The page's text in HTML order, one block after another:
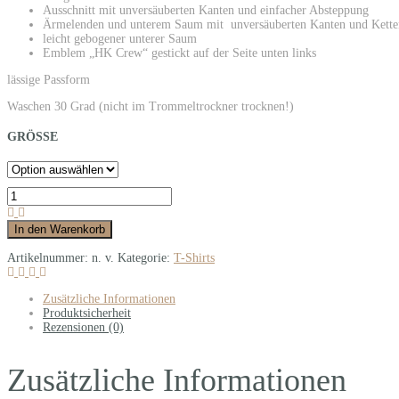
Ausschnitt mit unversäuberten Kanten und einfacher Absteppung
Ärmelenden und unterem Saum mit unversäuberten Kanten und
leicht gebogener unterer Saum
Emblem „HK Crew“ gestickt auf der Seite unten links
lässige Passform
Waschen 30 Grad (nicht im Trommeltrockner trocknen!)
GRÖSSE
In den Warenkorb
Artikelnummer: n. v. Kategorie: T-Shirts
Zusätzliche Informationen
Produktsicherheit
Rezensionen (0)
Zusätzliche Informationen